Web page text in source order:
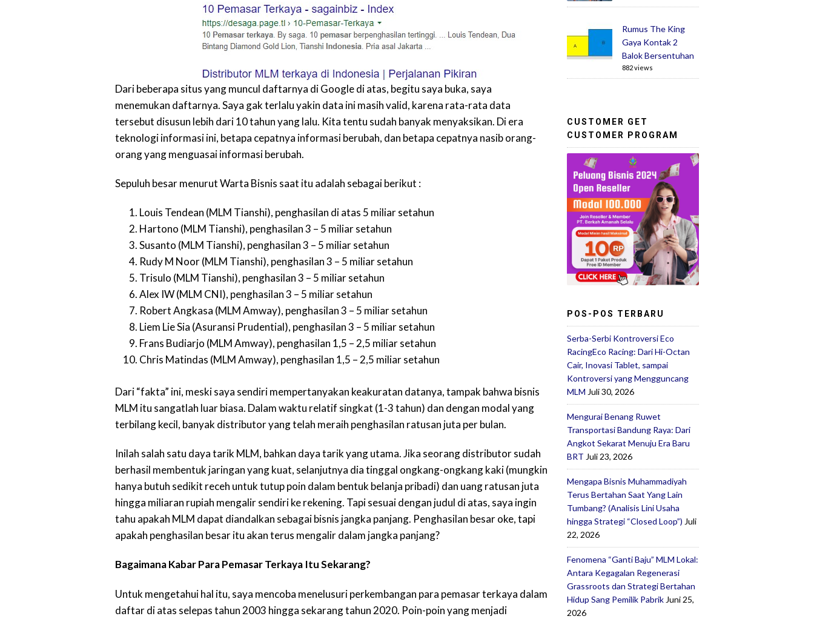
Dari beberapa situs yang muncul daftarnya di Google di atas, begitu saya buka, saya
menemukan daftarnya. Saya gak terlalu yakin data ini masih valid, karena rata-rata data
tersebut disusun lebih dari 10 tahun yang lalu. Kita tentu sudah banyak menyaksikan. Di era
teknologi informasi ini, betapa cepatnya informasi berubah, dan betapa cepatnya nasib orang-
orang yang menguasai informasi berubah.
Sepuluh besar menurut Warta Bisnis saat itu adalah sebagai berikut :
Louis Tendean (MLM Tianshi), penghasilan di atas 5 miliar setahun
Hartono (MLM Tianshi), penghasilan 3 – 5 miliar setahun
Susanto (MLM Tianshi), penghasilan 3 – 5 miliar setahun
Rudy M Noor (MLM Tianshi), penghasilan 3 – 5 miliar setahun
Trisulo (MLM Tianshi), penghasilan 3 – 5 miliar setahun
Alex IW (MLM CNI), penghasilan 3 – 5 miliar setahun
Robert Angkasa (MLM Amway), penghasilan 3 – 5 miliar setahun
Liem Lie Sia (Asuransi Prudential), penghasilan 3 – 5 miliar setahun
Frans Budiarjo (MLM Amway), penghasilan 1,5 – 2,5 miliar setahun
Chris Matindas (MLM Amway), penghasilan 1,5 – 2,5 miliar setahun
Dari “fakta” ini, meski saya sendiri mempertanyakan keakuratan datanya, tampak bahwa bisnis
MLM itu sangatlah luar biasa. Dalam waktu relatif singkat (1-3 tahun) dan dengan modal yang
terbilang kecil, banyak distributor yang telah meraih penghasilan ratusan juta per bulan.
Inilah salah satu daya tarik MLM, bahkan daya tarik yang utama. Jika seorang distributor sudah
berhasil membentuk jaringan yang kuat, selanjutnya dia tinggal ongkang-ongkang kaki (mungkin
hanya butuh sedikit receh untuk tutup poin dalam bentuk belanja pribadi) dan uang ratusan juta
hingga miliaran rupiah mengalir sendiri ke rekening. Tapi sesuai dengan judul di atas, saya ingin
tahu apakah MLM dapat diandalkan sebagai bisnis jangka panjang. Penghasilan besar oke, tapi
apakah penghasilan besar itu akan terus mengalir dalam jangka panjang?
Bagaimana Kabar Para Pemasar Terkaya Itu Sekarang?
Untuk mengetahui hal itu, saya mencoba menelusuri perkembangan para pemasar terkaya dalam
daftar di atas selepas tahun 2003 hingga sekarang tahun 2020. Poin-poin yang menjadi
Rumus The King
Gaya Kontak 2
Balok Bersentuhan
882 views
CUSTOMER GET
CUSTOMER PROGRAM
POS-POS TERBARU
Serba-Serbi Kontroversi Eco
RacingEco Racing: Dari Hi-Octan
Cair, Inovasi Tablet, sampai
Kontroversi yang Mengguncang
MLM Juli 30, 2026
Mengurai Benang Ruwet
Transportasi Bandung Raya: Dari
Angkot Sekarat Menuju Era Baru
BRT Juli 23, 2026
Mengapa Bisnis Muhammadiyah
Terus Bertahan Saat Yang Lain
Tumbang? (Analisis Lini Usaha
hingga Strategi “Closed Loop”) Juli
22, 2026
Fenomena “Ganti Baju” MLM Lokal:
Antara Kegagalan Regenerasi
Grassroots dan Strategi Bertahan
Hidup Sang Pemilik Pabrik Juni 25,
2026